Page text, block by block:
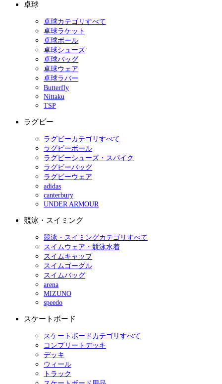
卓球
卓球カテゴリすべて
卓球ラケット
卓球ボール
卓球シューズ
卓球バッグ
卓球ウェア
卓球ラバー
Butterfly
Nittaku
TSP
ラグビー
ラグビーカテゴリすべて
ラグビーボール
ラグビーシューズ・スパイク
ラグビーバッグ
ラグビーウェア
adidas
canterbury
UNDER ARMOUR
競泳・スイミング
競泳・スイミングカテゴリすべて
スイムウェア・競泳水着
スイムキャップ
スイムゴーグル
スイムバッグ
arena
MIZUNO
speedo
スケートボード
スケートボードカテゴリすべて
コンプリートデッキ
デッキ
ウィール
トラック